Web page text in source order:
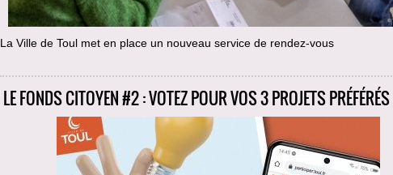
La Ville de Toul met en place un nouveau service de rendez-vous
LE FONDS CITOYEN #2 : VOTEZ POUR VOS 3 PROJETS PRÉFÉRÉS